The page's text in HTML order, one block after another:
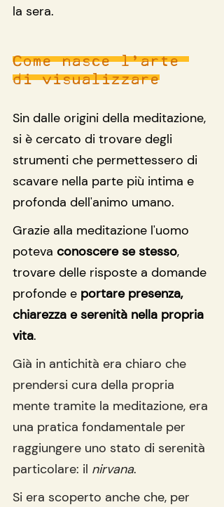
la sera.
Come nasce l’arte
di visualizzare
Sin dalle origini della meditazione,
si è cercato di trovare degli
strumenti che permettessero di
scavare nella parte più intima e
profonda dell'animo umano.
Grazie alla meditazione l'uomo
poteva conoscere se stesso,
trovare delle risposte a domande
profonde e portare presenza,
chiarezza e serenità nella propria
vita.
Già in antichità era chiaro che
prendersi cura della propria
mente tramite la meditazione, era
una pratica fondamentale per
raggiungere uno stato di serenità
particolare: il nirvana.
Si era scoperto anche che, per